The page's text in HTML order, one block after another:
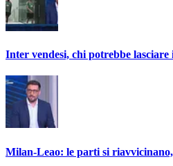
Inter vendesi, chi potrebbe
Milan-Leao: le parti si